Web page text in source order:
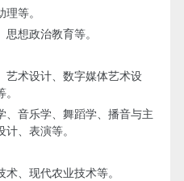
等。
想政治教育等。
术设计、数字媒体艺术设
音乐学、舞蹈学、播音与主
、表演等。
、现代农业技术等。